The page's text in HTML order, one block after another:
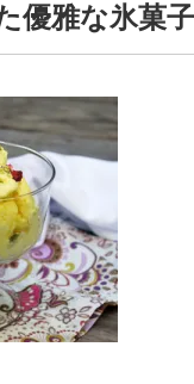
優雅な氷菓子